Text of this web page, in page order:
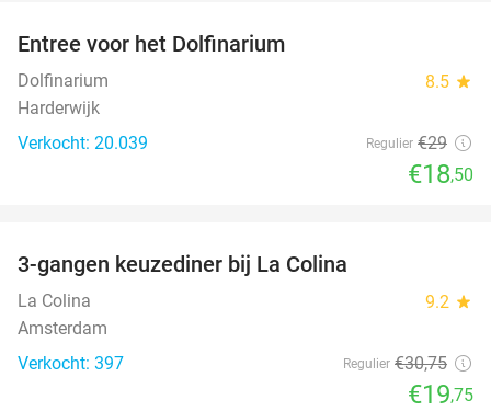
Entree voor het Dolfinarium
Dolfinarium 8.5 star
Harderwijk
Verkocht: 20.039
Regulier €29
€18,50
3-gangen keuzediner bij La Colina
La Colina 9.2 star
Amsterdam
Verkocht: 397
Regulier €30,75
€19,75